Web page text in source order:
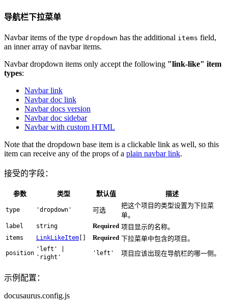
导航栏下拉菜单
Navbar items of the type dropdown has the additional items field,
an inner array of navbar items.
Navbar dropdown items only accept the following "link-like" item
types:
Navbar link
Navbar doc link
Navbar docs version
Navbar doc sidebar
Navbar with custom HTML
Note that the dropdown base item is a clickable link as well, so this
item can receive any of the props of a plain navbar link.
接受的字段：
参数 类型 默认值 描述
type 'dropdown' 可选
把这个项目的类型设置为下拉菜
单。
label string Required 项目显示的名称。
items LinkLikeItem Required 下拉菜单中包含的项目。
position
'left' |
'right'
'left' 项目应该出现在导航栏的哪一侧。
示例配置：
docusaurus.config.js